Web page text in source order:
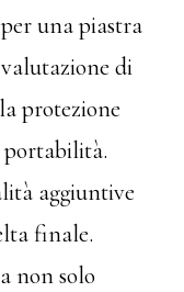
una piastra
di
protezione
aggiuntive
finale.
non solo